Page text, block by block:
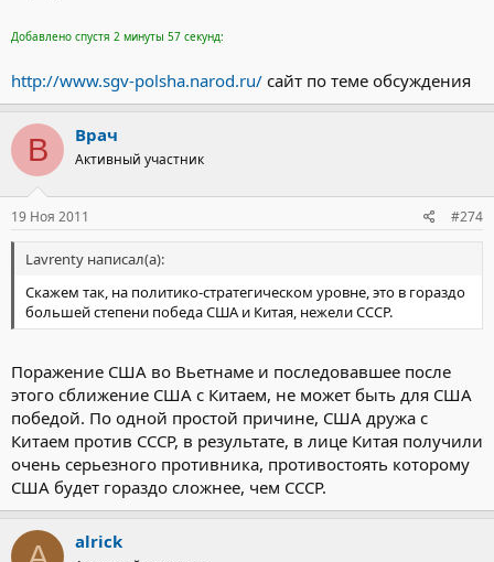
Добавлено спустя 2 минуты 57 секунд:
http://www.sgv-polsha.narod.ru/ сайт по теме обсуждения
В Врач
Активный участник
19 Ноя 2011 #274
Lavrenty написал(а):
Скажем так, на политико-стратегическом уровне, это в гораздо
большей степени победа США и Китая, нежели СССР.
Поражение США во Вьетнаме и последовавшее после
этого сближение США с Китаем, не может быть для США
победой. По одной простой причине, США дружа с
Китаем против СССР, в результате, в лице Китая получили
очень серьезного противника, противостоять которому
США будет гораздо сложнее, чем СССР.
alrick